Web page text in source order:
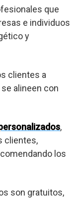
que
e individuos
y
clientes a
alineen con
,
clientes,
los
son gratuitos,